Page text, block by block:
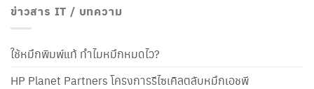
ข่าวสาร IT / บทความ
ใช้หมึกพิมพ์แท้ ทำไมหมึกหมดไว?
HP Planet Partners โครงการรีไซเคิลตลับหมึกเอชพี